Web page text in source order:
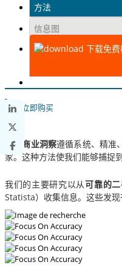
方法
信息图
下载免
立即购买
财富商业洞察遵循系统、精准
家。这种方法使我们能够捕捉
我们的主要研究以从可靠的
Statista）收集信息。这些发现